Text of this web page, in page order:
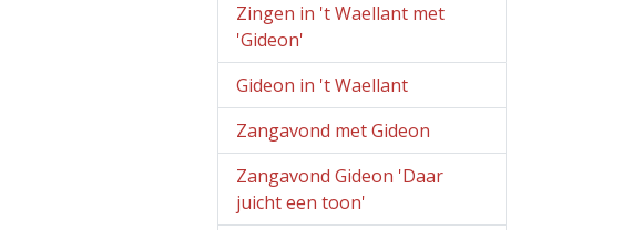
Zingen in 't Waellant met
'Gideon'
Gideon in 't Waellant
Zangavond met Gideon
Zangavond Gideon 'Daar
juicht een toon'